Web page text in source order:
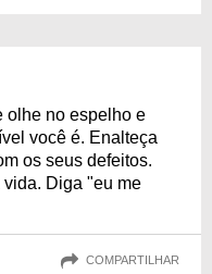
olhe no espelho e
você é. Enalteça
os seus defeitos.
Diga "eu me
COMPARTILHAR